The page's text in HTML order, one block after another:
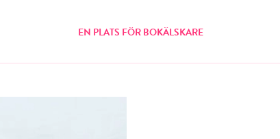
EN PLATS FÖR BOKÄLSKARE